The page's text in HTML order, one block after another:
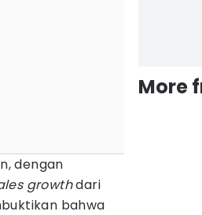
dengan
growthdari
bahwa
More